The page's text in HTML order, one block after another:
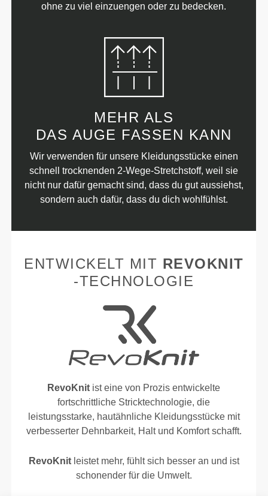
ohne zu viel einzuengen oder zu bedecken.
MEHR ALS
DAS AUGE FASSEN KANN
Wir verwenden für unsere Kleidungsstücke einen
schnell trocknenden 2-Wege-Stretchstoff, weil sie
nicht nur dafür gemacht sind, dass du gut aussiehst,
sondern auch dafür, dass du dich wohlfühlst.
ENTWICKELT MIT REVOKNIT
-TECHNOLOGIE
RevoKnit ist eine von Prozis entwickelte
fortschrittliche Stricktechnologie, die
leistungsstarke, hautähnliche Kleidungsstücke mit
verbesserter Dehnbarkeit, Halt und Komfort schafft.
RevoKnitleistet mehr, fühlt sich besser an und ist
schonender für die Umwelt.